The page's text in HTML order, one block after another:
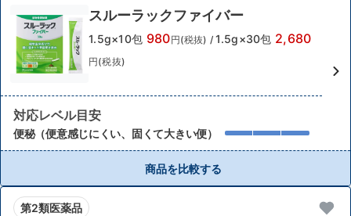
スルーラックファイバー
1.5g×10包 980円(税抜) / 1.5g×30包 2,680
円(税抜)
対応レベル目安
便秘（便意感じにくい、固くて大きい便）
商品を比較する
第2類医薬品